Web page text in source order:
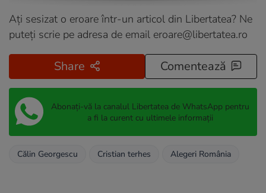
Ați sesizat o eroare într-un articol din Libertatea? Ne
puteți scrie pe adresa de email eroare@libertatea.ro
Share Comentează
Abonați-vă la canalul Libertatea de WhatsApp pentru
a fi la curent cu ultimele informații
Călin Georgescu Cristian terhes Alegeri România